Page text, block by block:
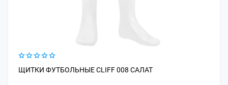
ЩИТКИ ФУТБОЛЬНЫЕ CLIFF 008 САЛАТ